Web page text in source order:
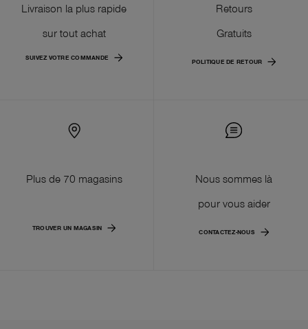
Livraison la plus rapide
sur tout achat
SUIVEZ VOTRE COMMANDE
Retours
Gratuits
POLITIQUE DE RETOUR
Plus de 70 magasins
TROUVER UN MAGASIN
Nous sommes là
pour vous aider
CONTACTEZ-NOUS